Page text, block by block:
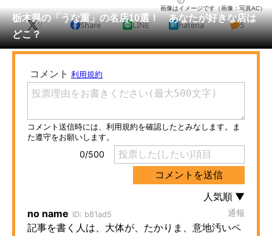
会員記事
メディア
ITの今と未来を見通す
スマホと通信の最新トレンド
進化するPCとデバイスの未来
AI活用のいまが分かる
栃木県の「うな重」の名店10選！ あなたが好きな店は
どこ？
画像はイメージです（画像：写真AC）
X Share LINE hatena 5